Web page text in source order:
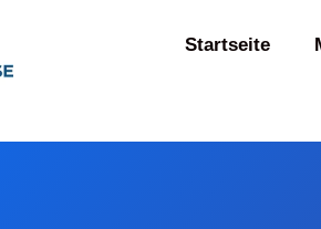
Startseite